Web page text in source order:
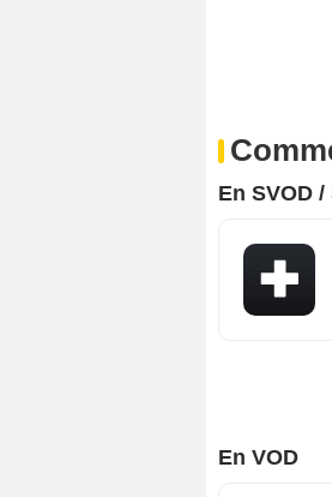
En SVOD
En VOD